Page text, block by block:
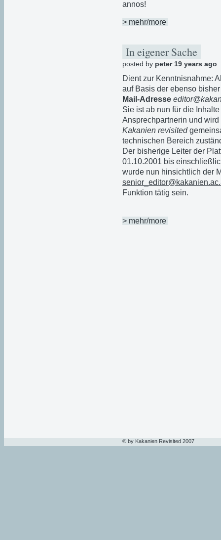
annos!
> mehr/more
In eigener Sache
posted by peter19 years ago
Dient zur Kenntnisnahme:
auf Basis der ebenso
Mail-Adresse
Sie ist ab nun für die
Ansprechpartnerin und
Kakanien revisited
technischen Bereich
Der bisherige Leiter der
01.10.2001 bis
wurde nun hinsichtlich der
Funktion tätig sein.
> mehr/more
© by Kakanien Revisited 2007